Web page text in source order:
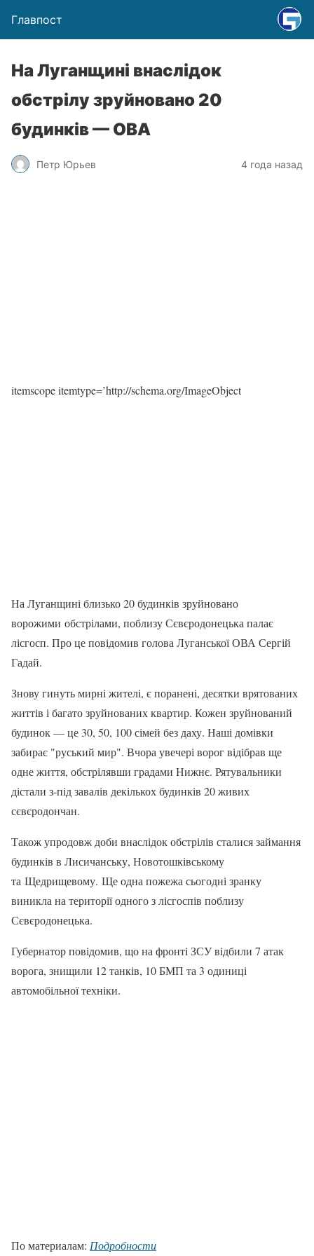
Главпост
На Луганщині внаслідок
обстрілу зруйновано 20
будинків — ОВА
Петр Юрьев 4 года назад
itemscope itemtype=’http://schema.org/ImageObject
На Луганщині близько 20 будинків зруйновано
ворожими обстрілами, поблизу Сєвєродонецька палає
лісгосп. Про це повідомив голова Луганської ОВА Сергій
Гадай.
Знову гинуть мирні жителі, є поранені, десятки врятованих
життів і багато зруйнованих квартир. Кожен зруйнований
будинок — це 30, 50, 100 сімей без даху. Наші домівки
забирає "руський мир". Вчора увечері ворог відібрав ще
одне життя, обстрілявши градами Нижнє. Рятувальники
дістали з-під завалів декількох будинків 20 живих
сєвєродончан.
Також упродовж доби внаслідок обстрілів сталися займання
будинків в Лисичанську, Новотошківському
та Щедрищевому. Ще одна пожежа сьогодні зранку
виникла на території одного з лісгоспів поблизу
Сєвєродонецька.
Губернатор повідомив, що на фронті ЗСУ відбили 7 атак
ворога, знищили 12 танків, 10 БМП та 3 одиниці
автомобільної техніки.
По материалам: Подробности